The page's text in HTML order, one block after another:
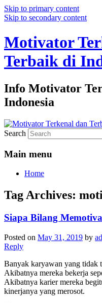
Skip to primary content
Skip to secondary content
Motivator
Terbaik di
Info Motivator
Indonesia
Search
Main menu
Home
Tag Archives:
Siapa Bilang
Posted on May 31, 2019 by
Reply
Banyak karyawan yang tidak
Akibatnya mereka bekerja
Akibatnya karier mereka
kinerjanya yang merosot.